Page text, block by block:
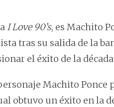
I Love 90’s, es Machito
tras su salida de la
el éxito de la década
Machito Ponce
obtuvo un éxito en la